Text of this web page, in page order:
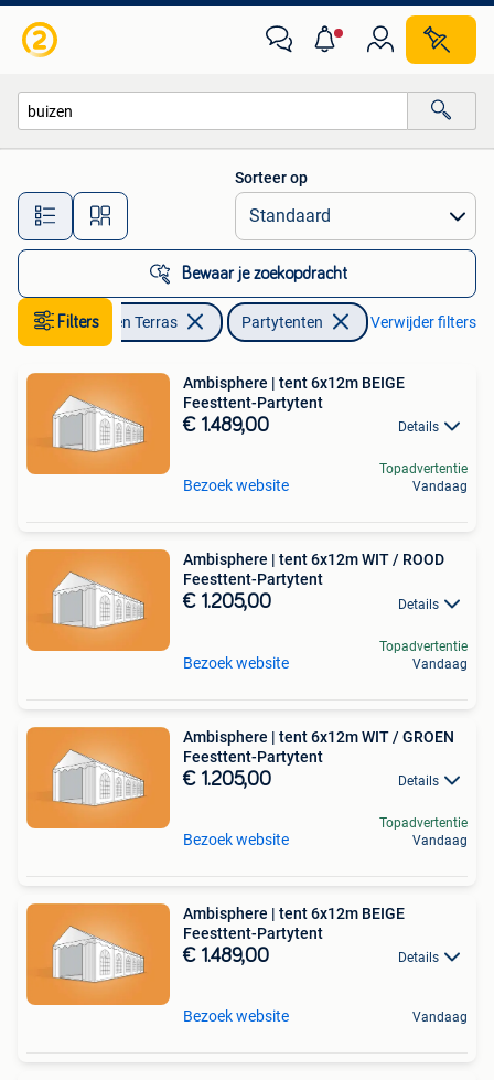
Alle afstanden…
Sorteer op
Bewaar je zoekopdracht
FiltersTuin en Terras Partytenten Verwijder filters
Ambisphere | tent 6x12m BEIGE
Feesttent-Partytent
€ 1.489,00 Details
Bezoek website
Topadvertentie
Vandaag
Ambisphere | tent 6x12m WIT / ROOD
Feesttent-Partytent
€ 1.205,00 Details
Bezoek website
Topadvertentie
Vandaag
Ambisphere | tent 6x12m WIT / GROEN
Feesttent-Partytent
€ 1.205,00 Details
Bezoek website
Topadvertentie
Vandaag
Ambisphere | tent 6x12m BEIGE
Feesttent-Partytent
€ 1.489,00 Details
Bezoek website Vandaag